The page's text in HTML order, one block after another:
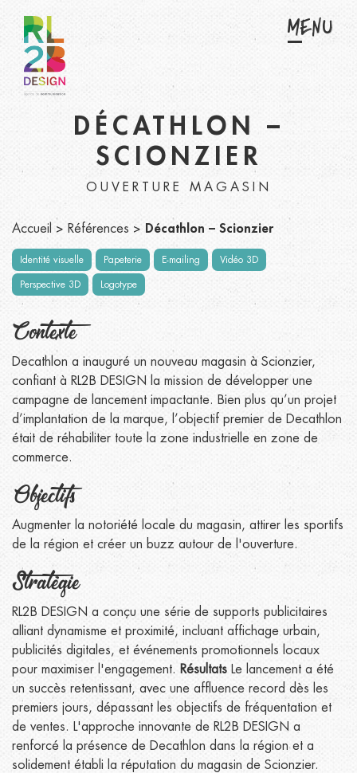
Menu
DÉCATHLON –
SCIONZIER
OUVERTURE MAGASIN
Accueil > Références > Décathlon – Scionzier
Identité visuelle Papeterie E-mailing Vidéo 3D
Perspective 3D Logotype
Contexte
Decathlon a inauguré un nouveau magasin à Scionzier,
confiant à RL2B DESIGN la mission de développer une
campagne de lancement impactante. Bien plus qu’un projet
d’implantation de la marque, l’objectif premier de Decathlon
était de réhabiliter toute la zone industrielle en zone de
commerce.
Objectifs
Augmenter la notoriété locale du magasin, attirer les sportifs
de la région et créer un buzz autour de l'ouverture.
Stratégie
RL2B DESIGN a conçu une série de supports publicitaires
alliant dynamisme et proximité, incluant affichage urbain,
publicités digitales, et événements promotionnels locaux
pour maximiser l'engagement. Résultats Le lancement a été
un succès retentissant, avec une affluence record dès les
premiers jours, dépassant les objectifs de fréquentation et
de ventes. L'approche innovante de RL2B DESIGN a
renforcé la présence de Decathlon dans la région et a
solidement établi la réputation du magasin de Scionzier.